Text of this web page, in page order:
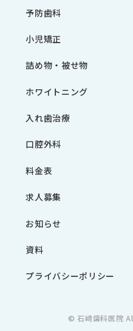
予防歯科
小児矯正
詰め物・被せ物
ホワイトニング
入れ歯治療
口腔外科
料金表
求人募集
お知らせ
資料
プライバシーポリシー
© 石﨑歯科医院